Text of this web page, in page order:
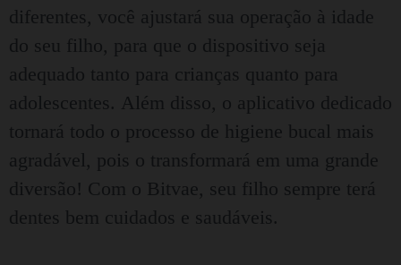
diferentes, você ajustará sua operação à idade
do seu filho, para que o dispositivo seja
adequado tanto para crianças quanto para
adolescentes. Além disso, o aplicativo dedicado
tornará todo o processo de higiene bucal mais
agradável, pois o transformará em uma grande
diversão! Com o Bitvae, seu filho sempre terá
dentes bem cuidados e saudáveis.